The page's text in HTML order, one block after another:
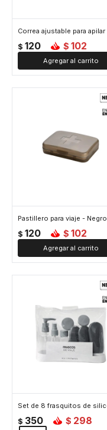
$ 120 $ 102
Pastillero para viaje - Negro
$ 120 $ 102
$ 350 $ 298